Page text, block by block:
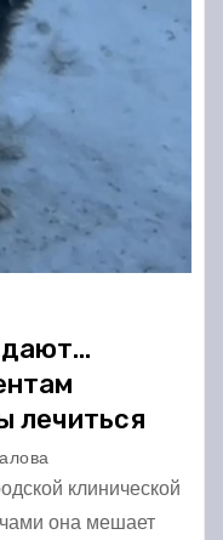
дают…
лечиться
клинической
она мешает